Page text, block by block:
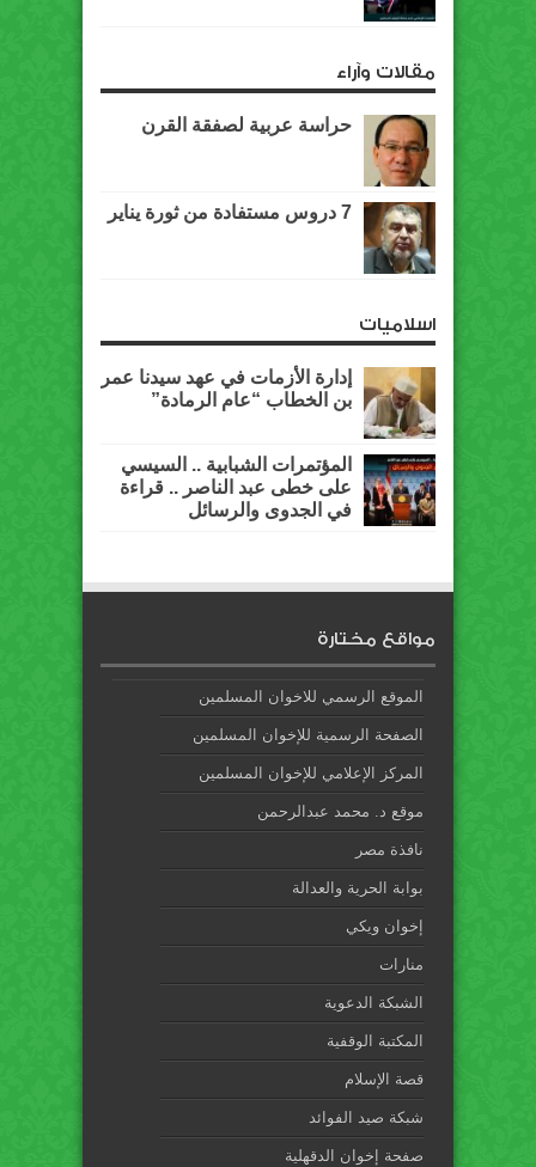
مقالات وآراء
حراسة عربية لصفقة القرن
7 دروس مستفادة من ثورة يناير
اسلاميات
إدارة الأزمات في عهد سيدنا عمر
بن الخطاب “عام الرمادة”
المؤتمرات الشبابية .. السيسي
على خطى عبد الناصر .. قراءة
في الجدوى والرسائل
مواقع مختارة
الموقع الرسمي للاخوان المسلمين
الصفحة الرسمية للإخوان المسلمين
المركز الإعلامي للإخوان المسلمين
موقع د. محمد عبدالرحمن
نافذة مصر
بوابة الحرية والعدالة
إخوان ويكي
منارات
الشبكة الدعوية
المكتبة الوقفية
قصة الإسلام
شبكة صيد الفوائد
صفحة إخوان الدقهلية